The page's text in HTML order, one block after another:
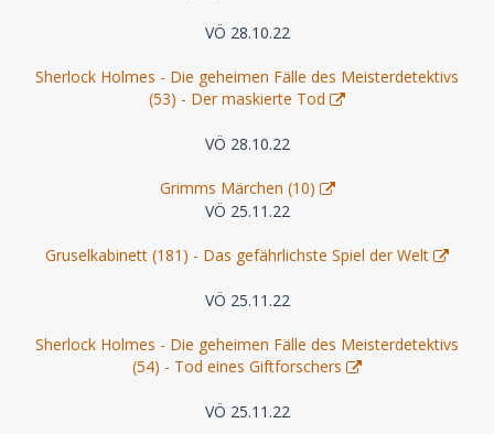
VÖ 28.10.22
Sherlock Holmes - Die geheimen Fälle des Meisterdetektivs
(53) - Der maskierte Tod
VÖ 28.10.22
Grimms Märchen (10)
VÖ 25.11.22
Gruselkabinett (181) - Das gefährlichste Spiel der Welt
VÖ 25.11.22
Sherlock Holmes - Die geheimen Fälle des Meisterdetektivs
(54) - Tod eines Giftforschers
VÖ 25.11.22